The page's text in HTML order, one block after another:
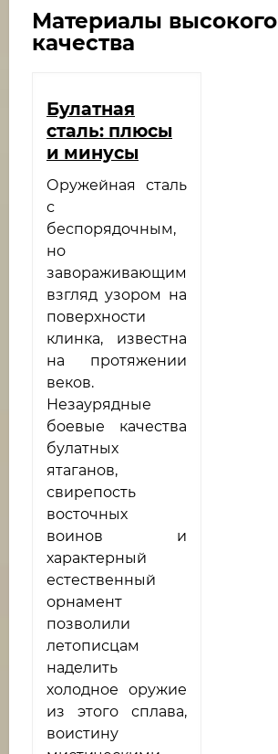
Материалы высокого
качества
Булатная
сталь: плюсы
и минусы
Оружейная сталь
с
беспорядочным,
но
завораживающим
взгляд узором на
поверхности
клинка, известна
на протяжении
веков.
Незаурядные
боевые качества
булатных
ятаганов,
свирепость
восточных
воинов и
характерный
естественный
орнамент
позволили
летописцам
наделить
холодное оружие
из этого сплава,
воистину